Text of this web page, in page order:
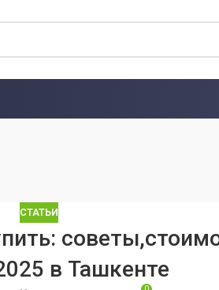
СТАТЬИ
в Ташкенте